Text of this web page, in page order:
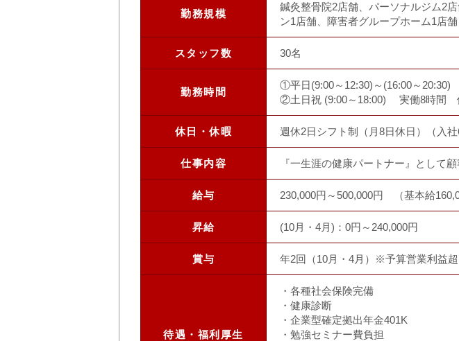
勤務規模
鍼灸整骨院2店舗、パーソナルジム2
ン1店舗、障害者グループホーム1店舗
スタッフ数 30名
勤務時間
①平日(9:00～12:30)～(16:00～
②土日祝 (9:00～18:00) 実働8時間
休日・休暇 週休2日シフト制（月8日休日）（入
仕事内容 『一生涯の健康パートナー』として
給与 230,000円～500,000円 （基本給
昇給 (10月・4月)：0円～240,000円
賞与 年2回（10月・4月）※予算営業利益
待遇・福利厚生
・各種社会保険完備
・健康診断
・企業型確定拠出年金401K
・勉強セミナー費負担